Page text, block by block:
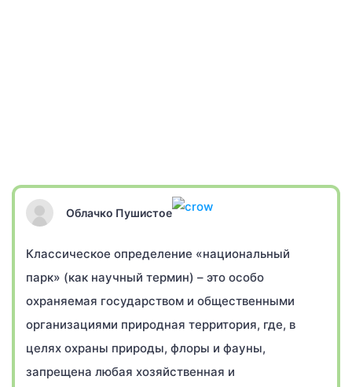
Облачко Пушистое
Классическое определение «национальный
парк» (как научный термин) – это особо
охраняемая государством и общественными
организациями природная территория, где, в
целях охраны природы, флоры и фауны,
запрещена любая хозяйственная и